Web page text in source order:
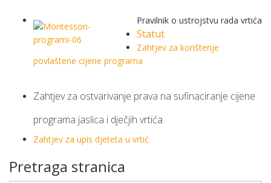
Pravilnik o ustrojstvu rada vrtića
Statut
Zahtjev za korištenje
povlaštene cijene programa
Zahtjev za ostvarivanje prava na sufinaciranje cijene
programa jaslica i dječjih vrtića
Zahtjev za upis djeteta u vrtić
Pretraga stranica